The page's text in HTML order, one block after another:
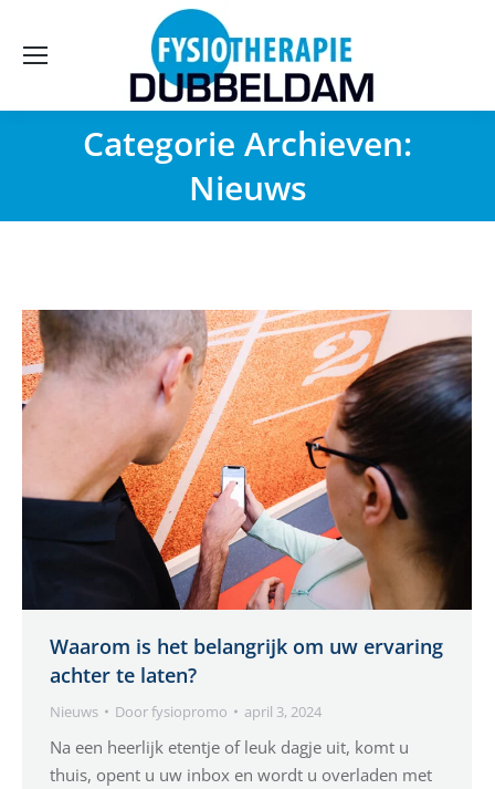
Categorie Archieven:
Nieuws
Waarom is het belangrijk om uw ervaring
achter te laten?
Nieuws Doorfysiopromo april 3, 2024
Na een heerlijk etentje of leuk dagje uit, komt u
thuis, opent u uw inbox en wordt u overladen met